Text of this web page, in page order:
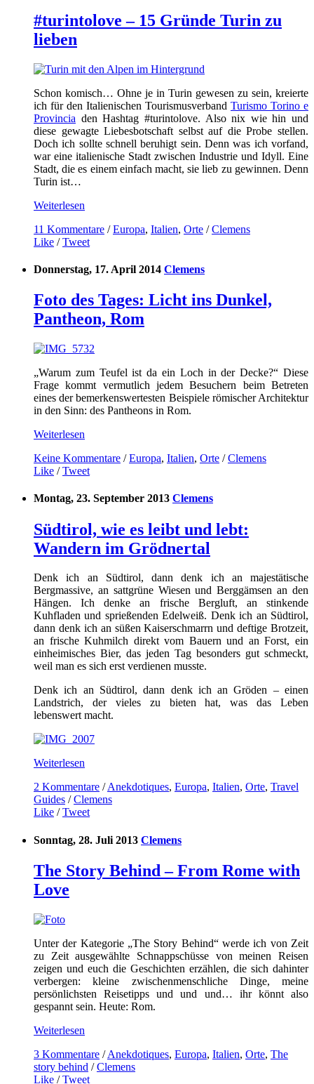
#turintolove – 15 Gründe Turin zu
lieben
Schon komisch… Ohne je in Turin gewesen zu sein, kreierte
ich für den Italienischen Tourismusverband Turismo Torino e
Provincia den Hashtag #turintolove. Also nix wie hin und
diese gewagte Liebesbotschaft selbst auf die Probe stellen.
Doch ich sollte schnell beruhigt sein. Denn was ich vorfand,
war eine italienische Stadt zwischen Industrie und Idyll. Eine
Stadt, die es einem einfach macht, sie lieb zu gewinnen. Denn
Turin ist…
Weiterlesen
11 Kommentare /Europa, Italien, Orte /Clemens
Like /Tweet
Donnerstag, 17. April 2014 Clemens
Foto des Tages: Licht ins Dunkel,
Pantheon, Rom
„Warum zum Teufel ist da ein Loch in der Decke?“ Diese
Frage kommt vermutlich jedem Besuchern beim Betreten
eines der bemerkenswertesten Beispiele römischer Architektur
in den Sinn: des Pantheons in Rom.
Weiterlesen
Keine Kommentare /Europa, Italien, Orte /Clemens
Like /Tweet
Montag, 23. September 2013 Clemens
Südtirol, wie es leibt und lebt:
Wandern im Grödnertal
Denk ich an Südtirol, dann denk ich an majestätische
Bergmassive, an sattgrüne Wiesen und Berggämsen an den
Hängen. Ich denke an frische Bergluft, an stinkende
Kuhfladen und sprießenden Edelweiß. Denk ich an Südtirol,
dann denk ich an süßen Kaiserschmarrn und deftige Brotzeit,
an frische Kuhmilch direkt vom Bauern und an Forst, ein
einheimisches Bier, das jeden Tag besonders gut schmeckt,
weil man es sich erst verdienen musste.
Denk ich an Südtirol, dann denk ich an Gröden – einen
Landstrich, der vieles zu bieten hat, was das Leben
lebenswert macht.
Weiterlesen
2 Kommentare /Anekdotiques, Europa, Italien, Orte, Travel
Guides /Clemens
Like /Tweet
Sonntag, 28. Juli 2013 Clemens
The Story Behind – From Rome with
Love
Unter der Kategorie „The Story Behind“ werde ich von Zeit
zu Zeit ausgewählte Schnappschüsse von meinen Reisen
zeigen und euch die Geschichten erzählen, die sich dahinter
verbergen: kleine zwischenmenschliche Dinge, meine
persönlichsten Reisetipps und und und… ihr könnt also
gespannt sein. Heute: Rom.
Weiterlesen
3 Kommentare /Anekdotiques, Europa, Italien, Orte, The
story behind /Clemens
Like /Tweet